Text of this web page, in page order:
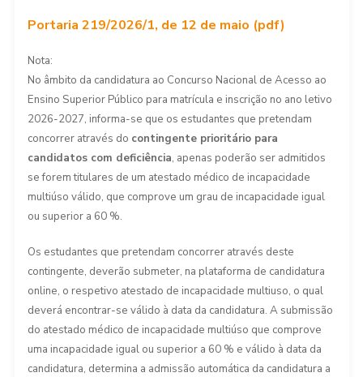
Portaria 219/2026/1, de 12 de maio (pdf)
Nota:
No âmbito da candidatura ao Concurso Nacional de Acesso ao
Ensino Superior Público para matrícula e inscrição no ano letivo
2026-2027, informa-se que os estudantes que pretendam
concorrer através do contingente prioritário para
candidatos com deficiência, apenas poderão ser admitidos
se forem titulares de um atestado médico de incapacidade
multiúso válido, que comprove um grau de incapacidade igual
ou superior a 60 %.
Os estudantes que pretendam concorrer através deste
contingente, deverão submeter, na plataforma de candidatura
online, o respetivo atestado de incapacidade multiuso, o qual
deverá encontrar-se válido à data da candidatura. A submissão
do atestado médico de incapacidade multiúso que comprove
uma incapacidade igual ou superior a 60 % e válido à data da
candidatura, determina a admissão automática da candidatura a